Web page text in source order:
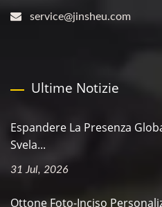
service@jinsheu.com
Ultime Notizie
Espandere La Presenza
Svela...
31 Jul, 2026
Ottone Foto-Inciso